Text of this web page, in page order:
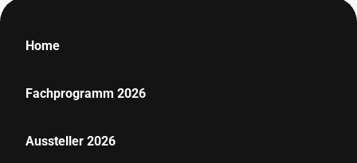
Home
Fachprogramm 2026
Aussteller 2026